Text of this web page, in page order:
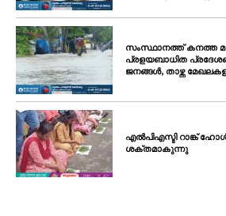
സംസ്ഥാനത്ത് കനത്ത
പ്രളയബാധിത
ജനങ്ങൾ, താഴ്ന്ന
എൽപിഎസ്ടി റാങ്ക്
ശക്തമാകുന്നു